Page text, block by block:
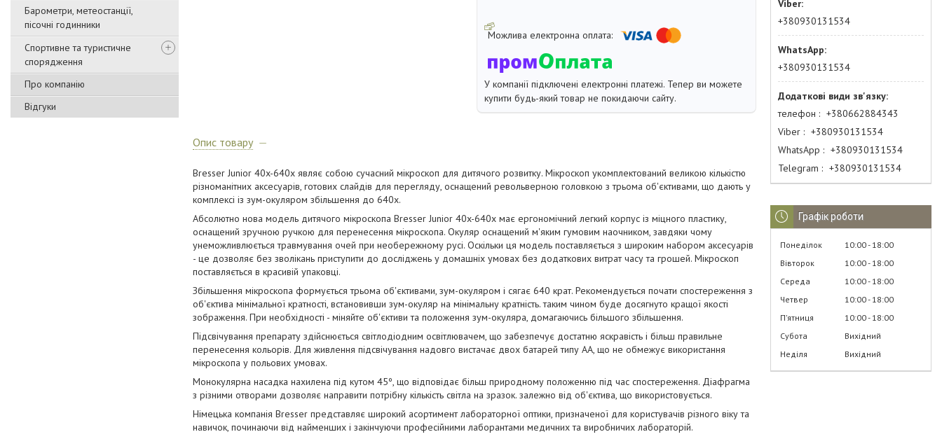
Барометри, метеостанції,
пісочні годинники
Спортивне та туристичне
спорядження
Про компанію
Відгуки
У компанії підключені електронні платежі. Тепер ви можете
купити будь-який товар не покидаючи сайту.
Опис товару
Bresser Junior 40x-640x являє собою сучасний мікроскоп для дитячого розвитку. Мікроскоп укомплектований великою кількістю
різноманітних аксесуарів, готових слайдів для перегляду, оснащений револьверною головкою з трьома об'єктивами, що дають у
комплексі із зум-окуляром збільшення до 640х.
Абсолютно нова модель дитячого мікроскопа Bresser Junior 40x-640x має ергономічний легкий корпус із міцного пластику,
оснащений зручною ручкою для перенесення мікроскопа. Окуляр оснащений м'яким гумовим наочником, завдяки чому
унеможливлюється травмування очей при необережному русі. Оскільки ця модель поставляється з широким набором аксесуарів
- це дозволяє без зволікань приступити до досліджень у домашніх умовах без додаткових витрат часу та грошей. Мікроскоп
поставляється в красивій упаковці.
Збільшення мікроскопа формується трьома об'єктивами, зум-окуляром і сягає 640 крат. Рекомендується почати спостереження з
об'єктива мінімальної кратності, встановивши зум-окуляр на мінімальну кратність. таким чином буде досягнуто кращої якості
зображення. При необхідності - міняйте об'єктиви та положення зум-окуляра, домагаючись більшого збільшення.
Підсвічування препарату здійснюється світлодіодним освітлювачем, що забезпечує достатню яскравість і більш правильне
перенесення кольорів. Для живлення підсвічування надовго вистачає двох батарей типу АА, що не обмежує використання
мікроскопа у польових умовах.
Монокулярна насадка нахилена під кутом 45º, що відповідає більш природному положенню під час спостереження. Діафрагма
з різними отворами дозволяє направити потрібну кількість світла на зразок. залежно від об'єктива, що використовується.
Німецька компанія Bresser представляє широкий асортимент лабораторної оптики, призначеної для користувачів різного віку та
навичок, починаючи від найменших і закінчуючи професійними лаборантами медичних та виробничих лабораторій.
+380930131534
+380930131534
телефон
+380662884343
Viber
+380930131534
WhatsApp
+380930131534
Telegram
+380930131534
Графік роботи
Понеділок 10:00 18:00
Вівторок
10:00 18:00
Середа
10:00 18:00
Четвер
10:00 18:00
Пʼятниця
10:00 18:00
Субота
Вихідний
Неділя
Вихідний